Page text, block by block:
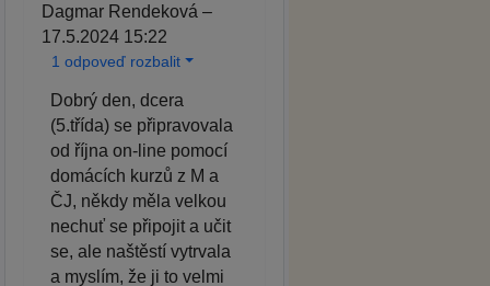
Dagmar Rendeková –
17.5.2024 15:22
1 odpoveď rozbalit
Dobrý den, dcera
(5.třída) se připravovala
od října on-line pomocí
domácích kurzů z M a
ČJ, někdy měla velkou
nechuť se připojit a učit
se, ale naštěstí vytrvala
a myslím, že ji to velmi